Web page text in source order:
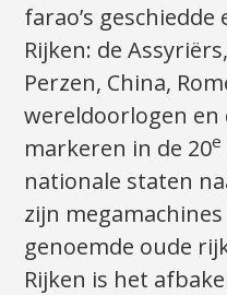
farao’s
Rijken: de
Perzen, China,
wereldoorlogen en
markeren in de 20e
nationale staten
zijn
genoemde oude
Rijken is het